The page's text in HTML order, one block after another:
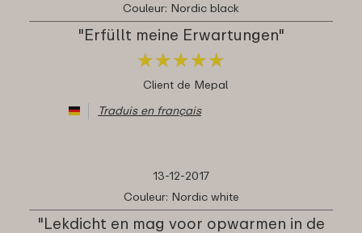
Couleur: Nordic black
"Erfüllt meine Erwartungen"
★★★★★
★★★★★
Client de Mepal
Traduis en français
13-12-2017
Couleur: Nordic white
"Lekdicht en mag voor opwarmen in de